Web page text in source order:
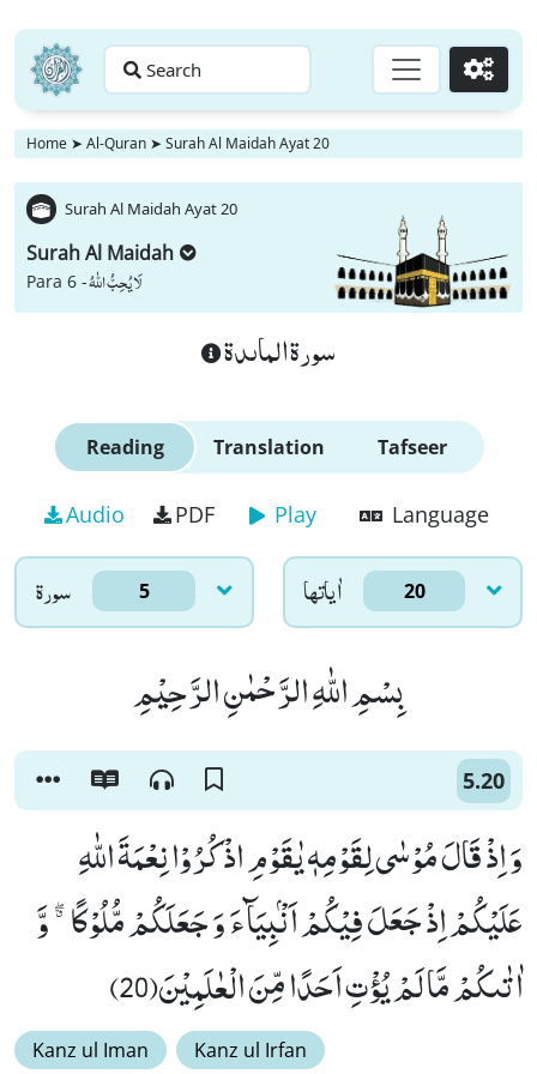
Search Go
Home ➤ Al-Quran ➤ Surah Al Maidah Ayat 20
Surah Al Maidah Ayat 20
Surah Al Maidah
Para 6 -لَا یُحِبُّ اللّٰهُ
سورة الماىدة
Reading Translation Tafseer
Audio PDF Play Language
سورۃ 5 اٰياتها 20
بِسْمِ اللّٰهِ الرَّحْمٰنِ الرَّحِیْمِ
5.20
وَ اِذْ قَالَ مُوْسٰى لِقَوْمِهٖ یٰقَوْمِ اذْكُرُوْا نِعْمَةَ اللّٰهِ
عَلَیْكُمْ اِذْ جَعَلَ فِیْكُمْ اَنْۢبِیَآءَ وَ جَعَلَكُمْ مُّلُوْكًا ﳓ وَّ
اٰتٰىكُمْ مَّا لَمْ یُؤْتِ اَحَدًا مِّنَ الْعٰلَمِیْنَ(20)
Kanz ul Iman Kanz ul Irfan